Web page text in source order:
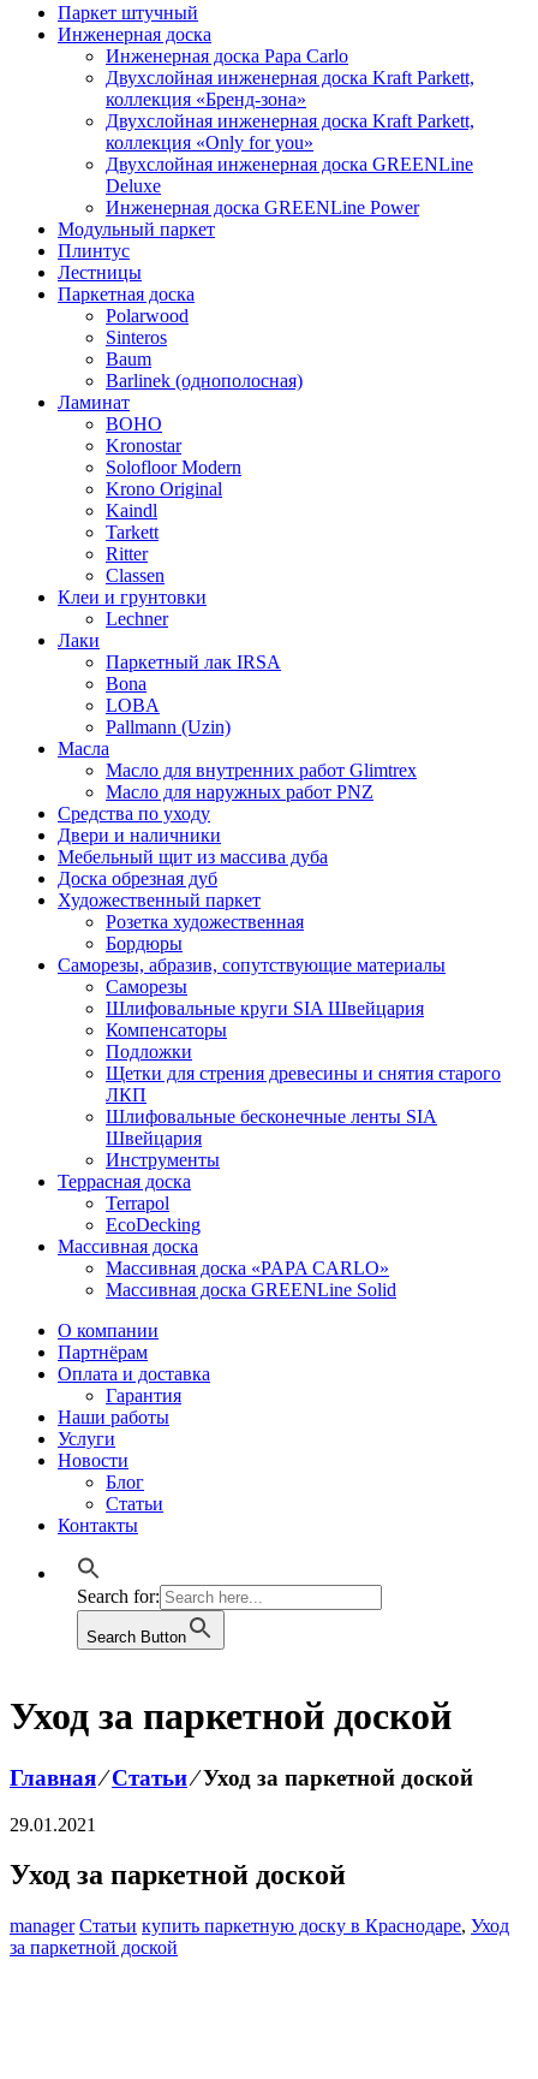
Паркет штучный
Инженерная доска
Инженерная доска Papa Carlo
Двухслойная инженерная доска Kraft Parkett,
коллекция «Бренд-зона»
Двухслойная инженерная доска Kraft Parkett,
коллекция «Only for you»
Двухслойная инженерная доска GREENLine
Deluxe
Инженерная доска GREENLine Power
Модульный паркет
Плинтус
Лестницы
Паркетная доска
Polarwood
Sinteros
Baum
Barlinek (однополосная)
Ламинат
BOHO
Kronostar
Solofloor Modern
Krono Original
Kaindl
Tarkett
Ritter
Classen
Клеи и грунтовки
Lechner
Лаки
Паркетный лак IRSA
Bona
LOBA
Pallmann (Uzin)
Масла
Масло для внутренних работ Glimtrex
Масло для наружных работ PNZ
Средства по уходу
Двери и наличники
Мебельный щит из массива дуба
Доска обрезная дуб
Художественный паркет
Розетка художественная
Бордюры
Саморезы, абразив, сопутствующие материалы
Саморезы
Шлифовальные круги SIA Швейцария
Компенсаторы
Подложки
Щетки для стрения древесины и снятия старого
ЛКП
Шлифовальные бесконечные ленты SIA
Швейцария
Инструменты
Террасная доска
Terrapol
EcoDecking
Массивная доска
Массивная доска «PAPA CARLO»
Массивная доска GREENLine Solid
О компании
Партнёрам
Оплата и доставка
Гарантия
Наши работы
Услуги
Новости
Блог
Статьи
Контакты
Search for:
Search Button
Уход за паркетной доской
Главная⁄Статьи⁄Уход за паркетной доской
29.01.2021
Уход за паркетной доской
manager Статьи купить паркетную доску в Краснодаре, Уход
за паркетной доской